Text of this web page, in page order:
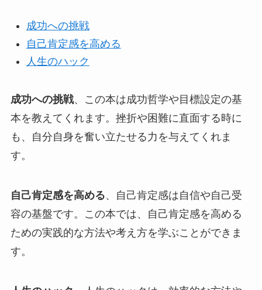
成功への挑戦
自己肯定感を高める
人生のハック
成功への挑戦、この本は成功哲学や目標設定の基
本を教えてくれます。挫折や困難に直面する時に
も、自分自身を奮い立たせる力を与えてくれま
す。
自己肯定感を高める、自己肯定感は自信や自己受
容の基盤です。この本では、自己肯定感を高める
ための実践的な方法や考え方を学ぶことができま
す。